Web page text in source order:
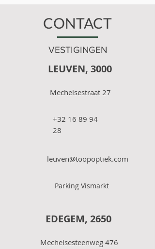
CONTACT
VESTIGINGEN
LEUVEN, 3000
Mechelsestraat 27
+32 16 89 94
28
leuven@toopoptiek.com
Parking Vismarkt
EDEGEM, 2650
Mechelsesteenweg 476